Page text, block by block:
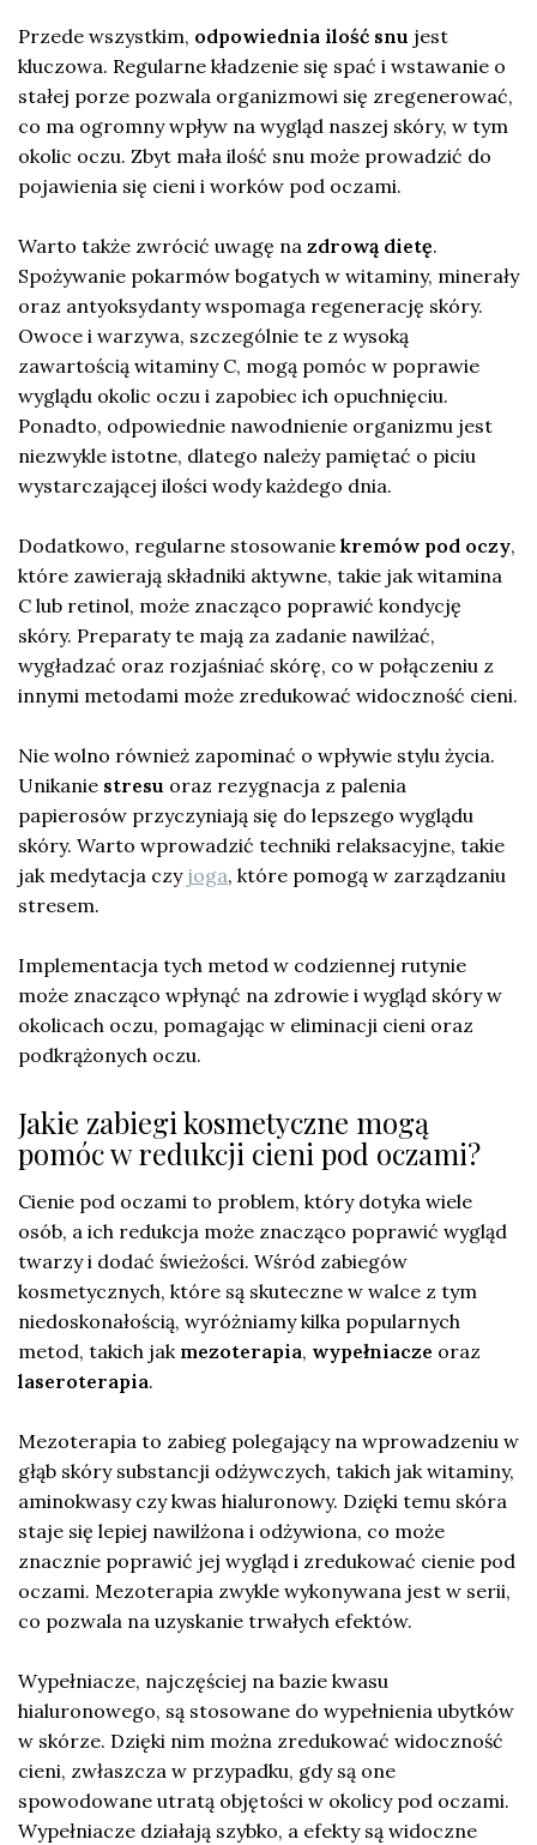
Przede wszystkim, odpowiednia ilość snu jest
kluczowa. Regularne kładzenie się spać i wstawanie o
stałej porze pozwala organizmowi się zregenerować,
co ma ogromny wpływ na wygląd naszej skóry, w tym
okolic oczu. Zbyt mała ilość snu może prowadzić do
pojawienia się cieni i worków pod oczami.
Warto także zwrócić uwagę na zdrową dietę.
Spożywanie pokarmów bogatych w witaminy, minerały
oraz antyoksydanty wspomaga regenerację skóry.
Owoce i warzywa, szczególnie te z wysoką
zawartością witaminy C, mogą pomóc w poprawie
wyglądu okolic oczu i zapobiec ich opuchnięciu.
Ponadto, odpowiednie nawodnienie organizmu jest
niezwykle istotne, dlatego należy pamiętać o piciu
wystarczającej ilości wody każdego dnia.
Dodatkowo, regularne stosowanie kremów pod oczy,
które zawierają składniki aktywne, takie jak witamina
C lub retinol, może znacząco poprawić kondycję
skóry. Preparaty te mają za zadanie nawilżać,
wygładzać oraz rozjaśniać skórę, co w połączeniu z
innymi metodami może zredukować widoczność cieni.
Nie wolno również zapominać o wpływie stylu życia.
Unikanie stresu oraz rezygnacja z palenia
papierosów przyczyniają się do lepszego wyglądu
skóry. Warto wprowadzić techniki relaksacyjne, takie
jak medytacja czy joga, które pomogą w zarządzaniu
stresem.
Implementacja tych metod w codziennej rutynie
może znacząco wpłynąć na zdrowie i wygląd skóry w
okolicach oczu, pomagając w eliminacji cieni oraz
podkrążonych oczu.
Jakie zabiegi kosmetyczne mogą
pomóc w redukcji cieni pod oczami?
Cienie pod oczami to problem, który dotyka wiele
osób, a ich redukcja może znacząco poprawić wygląd
twarzy i dodać świeżości. Wśród zabiegów
kosmetycznych, które są skuteczne w walce z tym
niedoskonałością, wyróżniamy kilka popularnych
metod, takich jak mezoterapia, wypełniacze oraz
laseroterapia.
Mezoterapia to zabieg polegający na wprowadzeniu w
głąb skóry substancji odżywczych, takich jak witaminy,
aminokwasy czy kwas hialuronowy. Dzięki temu skóra
staje się lepiej nawilżona i odżywiona, co może
znacznie poprawić jej wygląd i zredukować cienie pod
oczami. Mezoterapia zwykle wykonywana jest w serii,
co pozwala na uzyskanie trwałych efektów.
Wypełniacze, najczęściej na bazie kwasu
hialuronowego, są stosowane do wypełnienia ubytków
w skórze. Dzięki nim można zredukować widoczność
cieni, zwłaszcza w przypadku, gdy są one
spowodowane utratą objętości w okolicy pod oczami.
Wypełniacze działają szybko, a efekty są widoczne